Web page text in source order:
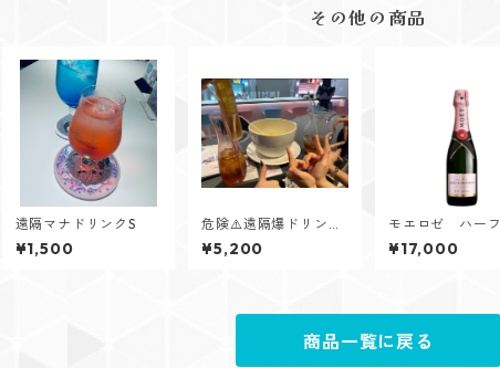
その他の商品
遠隔マナドリンクS
¥1,500
危険⚠️遠隔爆ドリンク
L
¥5,200
モエロゼ ハーフ
¥17,000
商品一覧に戻る